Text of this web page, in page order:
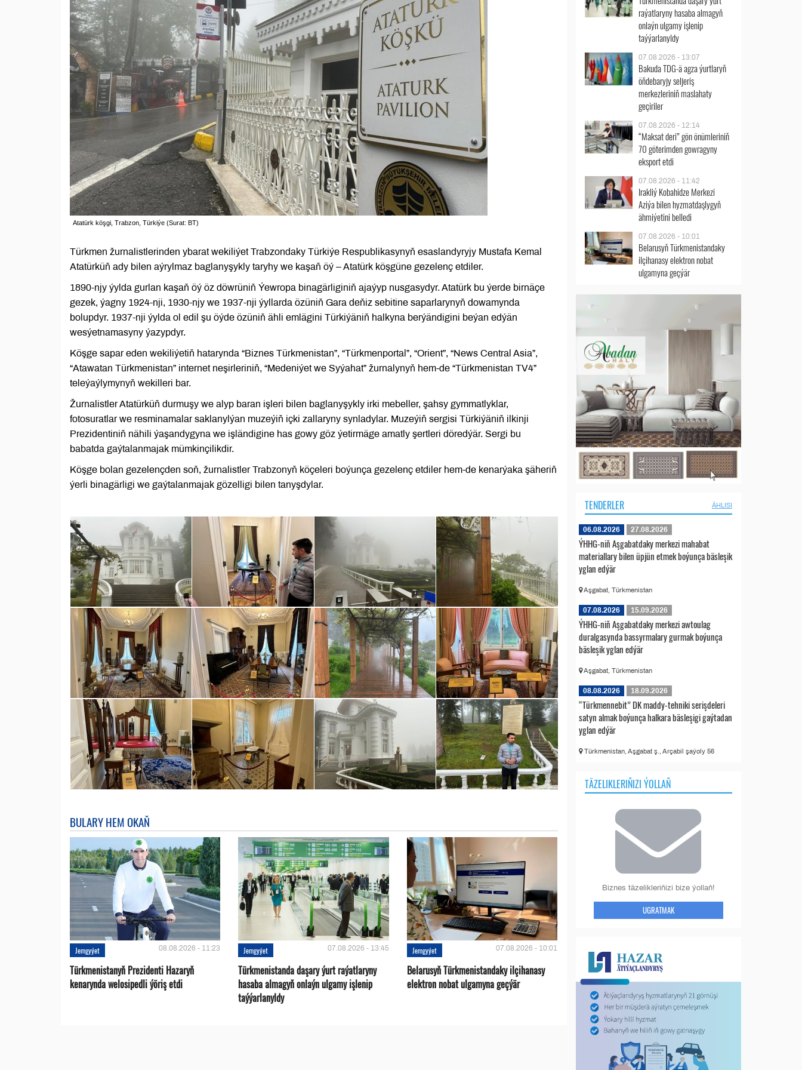
Atatürk köşgi, Trabzon, Türkiýe (Surat: BT)
Türkmen žurnalistlerinden ybarat wekiliýet Trabzondaky Türkiýe Respublikasynyň esaslandyryjy Mustafa Kemal
Atatürküň ady bilen aýrylmaz baglanyşykly taryhy we kaşaň öý – Atatürk köşgüne gezelenç etdiler.
1890-njy ýylda gurlan kaşaň öý öz döwrüniň Ýewropa binagärliginiň ajaýyp nusgasydyr. Atatürk bu ýerde birnäçe
gezek, ýagny 1924-nji, 1930-njy we 1937-nji ýyllarda özüniň Gara deňiz sebitine saparlarynyň dowamynda
bolupdyr. 1937-nji ýylda ol edil şu öýde özüniň ähli emlägini Türkiýäniň halkyna berýändigini beýan edýän
wesýetnamasyny ýazypdyr.
Köşge sapar eden wekiliýetiň hatarynda “Biznes Türkmenistan”, “Türkmenportal”, “Orient”, “News Central Asia”,
“Atawatan Türkmenistan” internet neşirleriniň, “Medeniýet we Syýahat” žurnalynyň hem-de “Türkmenistan TV4”
teleýaýlymynyň wekilleri bar.
Žurnalistler Atatürküň durmuşy we alyp baran işleri bilen baglanyşykly irki mebeller, şahsy gymmatlyklar,
fotosuratlar we resminamalar saklanylýan muzeýiň içki zallaryny synladylar. Muzeýiň sergisi Türkiýäniň ilkinji
Prezidentiniň nähili ýaşandygyna we işländigine has gowy göz ýetirmäge amatly şertleri döredýär. Sergi bu
babatda gaýtalanmajak mümkinçilikdir.
Köşge bolan gezelençden soň, žurnalistler Trabzonyň köçeleri boýunça gezelenç etdiler hem-de kenarýaka şäheriň
ýerli binagärligi we gaýtalanmajak gözelligi bilen tanyşdylar.
BULARY HEM OKAŇ
Jemgyýet 08.08.2026 - 11:23
Türkmenistanyň Prezidenti Hazaryň
kenarynda welosipedli ýöriş etdi
Jemgyýet 07.08.2026 - 13:45
Türkmenistanda daşary ýurt raýatlaryny
hasaba almagyň onlaýn ulgamy işlenip
taýýarlanyldy
Jemgyýet 07.08.2026 - 10:01
Belarusyň Türkmenistandaky ilçihanasy
elektron nobat ulgamyna geçýär
raýatlaryny hasaba almagyň
onlaýn ulgamy işlenip
taýýarlanyldy
07.08.2026 - 13:07
Bakuda TDG-ä agza ýurtlaryň
öňdebaryjy seljeriş
merkezleriniň maslahaty
geçiriler
07.08.2026 - 12:14
“Maksat deri” gön önümleriniň
70 göterimden gowragyny
eksport etdi
07.08.2026 - 11:42
Irakliý Kobahidze Merkezi
Aziýa bilen hyzmatdaşlygyň
ähmiýetini belledi
07.08.2026 - 10:01
Belarusyň Türkmenistandaky
ilçihanasy elektron nobat
ulgamyna geçýär
TENDERLER ÄHLISI
06.08.2026 27.08.2026
ÝHHG-niň Aşgabatdaky merkezi mahabat
materiallary bilen üpjün etmek boýunça bäsleşik
yglan edýär
Aşgabat, Türkmenistan
07.08.2026 15.09.2026
ÝHHG-niň Aşgabatdaky merkezi awtoulag
duralgasynda bassyrmalary gurmak boýunça
bäsleşik yglan edýär
Aşgabat, Türkmenistan
08.08.2026 18.09.2026
“Türkmennebit” DK maddy-tehniki serişdeleri
satyn almak boýunça halkara bäsleşigi gaýtadan
yglan edýär
Türkmenistan, Aşgabat ş., Arçabil şaýoly 56
TÄZELIKLERIŇIZI ÝOLLAŇ
Biznes täzelikleriňizi bize ýollaň!
UGRATMAK